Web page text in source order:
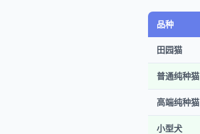
品种
田园猫
普通纯种猫
高端纯种猫
小型犬